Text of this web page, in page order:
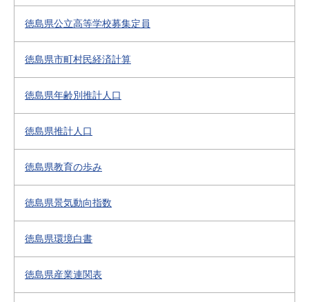
徳島県公立高等学校募集定員
徳島県市町村民経済計算
徳島県年齢別推計人口
徳島県推計人口
徳島県教育の歩み
徳島県景気動向指数
徳島県環境白書
徳島県産業連関表